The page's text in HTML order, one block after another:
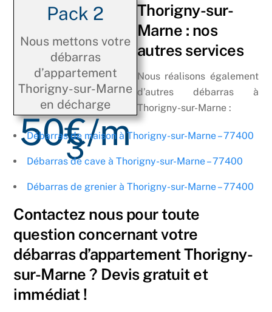
Pack 2
Nous mettons votre
débarras
d’appartement
Thorigny-sur-Marne
en décharge
50€/m
3
Thorigny-sur-
Marne : nos
autres services
Nous réalisons également
d’autres débarras à
Thorigny-sur-Marne :
Débarras de maison à Thorigny-sur-Marne – 77400
Débarras de cave à Thorigny-sur-Marne – 77400
Débarras de grenier à Thorigny-sur-Marne – 77400
Contactez nous pour toute
question concernant votre
débarras d’appartement Thorigny-
sur-Marne ? Devis gratuit et
immédiat !